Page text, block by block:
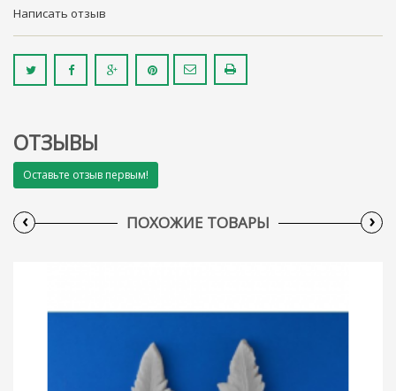
Написать отзыв
ОТЗЫВЫ
Оставьте отзыв первым!
ПОХОЖИЕ ТОВАРЫ
‹ ›